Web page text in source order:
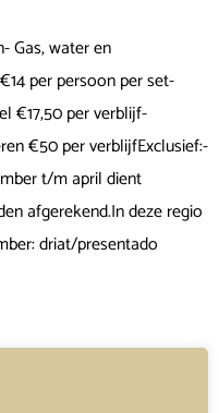
Gas, water en
per persoon per set-
€17,50 per verblijf-
€50 per verblijfExclusief:-
t/m april dient
afgerekend.In deze regio
driat/presentado